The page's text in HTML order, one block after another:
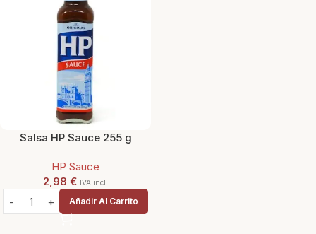
Salsa HP Sauce 255 g
HP Sauce
2,98 € IVA incl.
Añadir Al Carrito